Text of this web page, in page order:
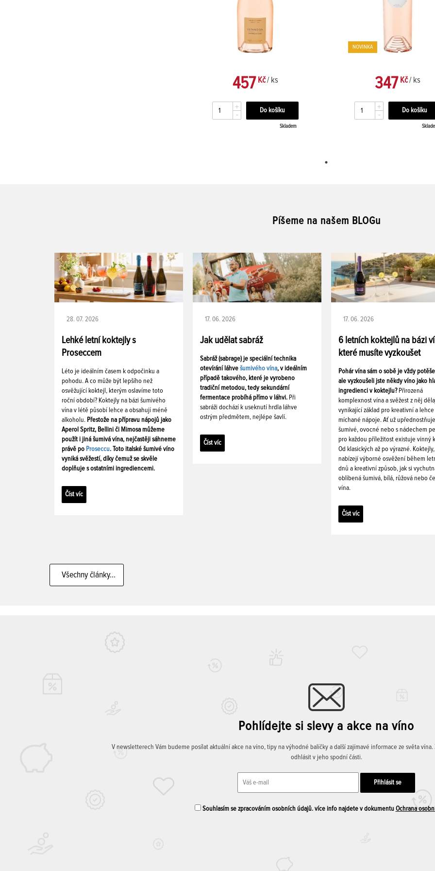
457Kč/ ks
+
-
Skladem
NOVINKA
347Kč/ ks
+
-
Píšeme na našem BLOGu
28. 07. 2026
Lehké letní koktejly s
Proseccem
Léto je ideálním časem k odpočinku a
pohodu. A co může být lepšího než
osvěžující koktejl, kterým oslavíme toto
roční období? Koktejly na bázi šumivého
vína v létě působí lehce a obsahují méně
alkoholu. Přestože na přípravu nápojů jako
Aperol Spritz, Bellini či Mimosa můžeme
použít i jiná šumivá vína, nejčastěji sáhneme
právě po Proseccu. Toto italské šumivé víno
vyniká svěžestí, díky čemuž se skvěle
doplňuje s ostatními ingrediencemi.
Číst víc
17. 06. 2026
Jak udělat sabráž
Sabráž (sabrage) je speciální technika
otevírání láhve šumivého vína, v ideálním
případě takového, které je vyrobeno
tradiční metodou, tedy sekundární
fermentace probíhá přímo v láhvi. Při
sabráži dochází k useknutí hrdla láhve
ostrým předmětem, nejlépe šavlí.
Číst víc
17. 06. 2026
6 letních koktejlů na bázi
které musíte vyzkoušet
Pohár vína sám o sobě je vždy
ale vyzkoušeli jste někdy víno jako
ingredienci v koktejlu? Přirozená
komplexnost vína a svěžest z něj
vynikající základ pro kreativní a lehce
míchané nápoje. Ať už
šumivé, ovocné nebo s nádechem
pro každou příležitost existuje vinný
Od klasických až po výrazné. Koktejly,
nabízejí výborné osvěžení během
dnů a kreativní způsob, jak si
oblíbená šumivá, bílá, růžová nebo
vína.
Číst víc
Všechny články...
Pohlídejte si slevy a akce na víno
V newsletterech Vám budeme posílat aktuální akce na víno, tipy na výhodné balíčky a další zajímavé informace ze světa
odhlásit v jeho spodní části.
Souhlasím se zpracováním osobních údajů. více info najdete v dokumentu Ochrana